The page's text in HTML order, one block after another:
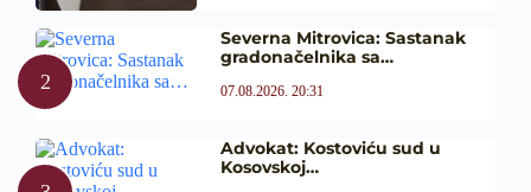
Severna Mitrovica: Sastanak
gradonačelnika sa…
07.08.2026. 20:31
Advokat: Kostoviću sud u
Kosovskoj…